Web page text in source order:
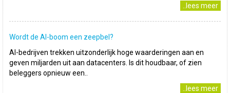
..lees meer
Wordt de AI-boom een zeepbel?
AI-bedrijven trekken uitzonderlijk hoge waarderingen aan en
geven miljarden uit aan datacenters. Is dit houdbaar, of zien
beleggers opnieuw een..
..lees meer